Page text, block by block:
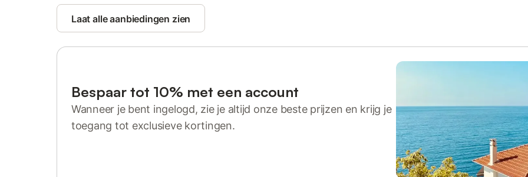
Laat alle aanbiedingen zien
Bespaar tot 10% met een account
Wanneer je bent ingelogd, zie je altijd onze beste prijzen en krijg je
toegang tot exclusieve kortingen.